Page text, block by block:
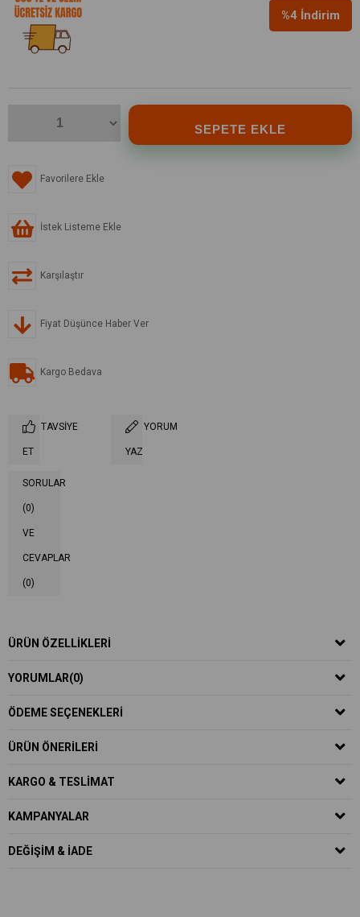
%4 İndirim
Favorilere Ekle
İstek Listeme Ekle
Karşılaştır
Fiyat Düşünce Haber Ver
Kargo Bedava
TAVSIYE
ET
YORUM
YAZ
SORULAR
(0)
VE
CEVAPLAR
(0)
ÜRÜN ÖZELLIKLERI
YORUMLAR(0)
ÖDEME SEÇENEKLERI
ÜRÜN ÖNERILERI
KARGO & TESLIMAT
KAMPANYALAR
DEĞIŞIM & İADE